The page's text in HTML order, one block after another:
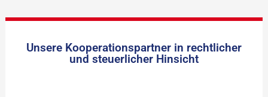
Unsere Kooperationspartner in rechtlicher
und steuerlicher Hinsicht